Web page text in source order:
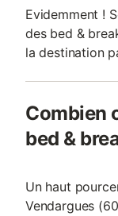
Evidemment !
des bed &
la destination
Combien
bed &
Un haut
Vendargues